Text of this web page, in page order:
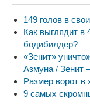
149 голов в
Как выглядит
бодибилдер?
«Зенит»
Азмуна / Зенит
Размер ворот в
9 самых